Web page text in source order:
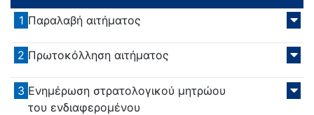
1 Παραλαβή αιτήματος
2 Πρωτοκόλληση αιτήματος
3 Ενημέρωση στρατολογικού μητρώου
του ενδιαφερομένου